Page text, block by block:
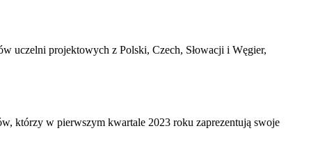
uczelni projektowych z Polski, Czech, Słowacji i Węgier,
którzy w pierwszym kwartale 2023 roku zaprezentują swoje